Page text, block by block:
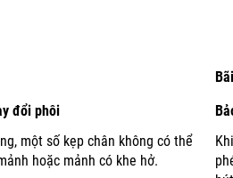
đổi phôi
một số kẹp chân không có thể
hoặc mảnh có khe hở.